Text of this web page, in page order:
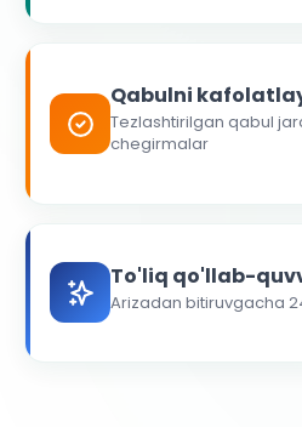
Qabulni
Tezlashtirilgan qabul
chegirmalar
To'liq qo'llab-
Arizadan bitiruvgacha